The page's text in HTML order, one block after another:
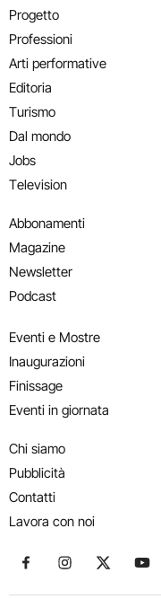
Progetto
Professioni
Arti performative
Editoria
Turismo
Dal mondo
Jobs
Television
Abbonamenti
Magazine
Newsletter
Podcast
Eventi e Mostre
Inaugurazioni
Finissage
Eventi in giornata
Chi siamo
Pubblicità
Contatti
Lavora con noi
Seguici su Facebook
Seguici su
Seguici